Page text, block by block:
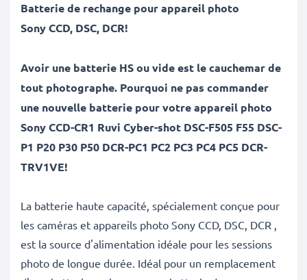
Batterie de rechange pour appareil photo
SonyCCD, DSC, DCR!
Avoir une batterie HS ou vide est le cauchemar de
tout photographe. Pourquoi ne pas commander
une nouvelle batterie pour votre appareil photo
Sony CCD-CR1 Ruvi Cyber-shot DSC-F505 F55 DSC-
P1 P20 P30 P50 DCR-PC1 PC2 PC3 PC4 PC5 DCR-
TRV1VE!
La batterie haute capacité, spécialement conçue pour
les caméras et appareils photo Sony CCD, DSC, DCR ,
est la source d'alimentation idéale pour les sessions
photo de longue durée. Idéal pour un remplacement